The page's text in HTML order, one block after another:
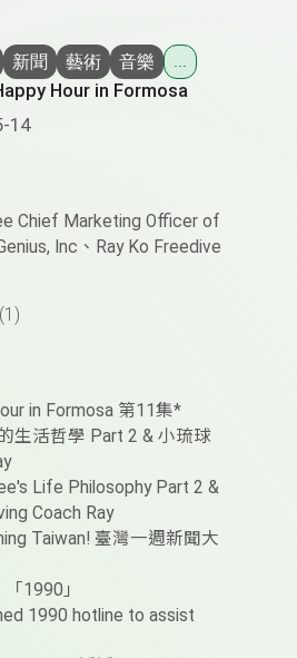
新聞 藝術 音樂 ...
Hour in Formosa
14
Chief Marketing Officer of
Inc、Ray Ko Freedive
(1)
in Formosa 第11集*
生活哲學 Part 2 & 小琉球
Life Philosophy Part 2 &
Coach Ray
Taiwan! 臺灣一週新聞大
1990」
1990 hotline to assist